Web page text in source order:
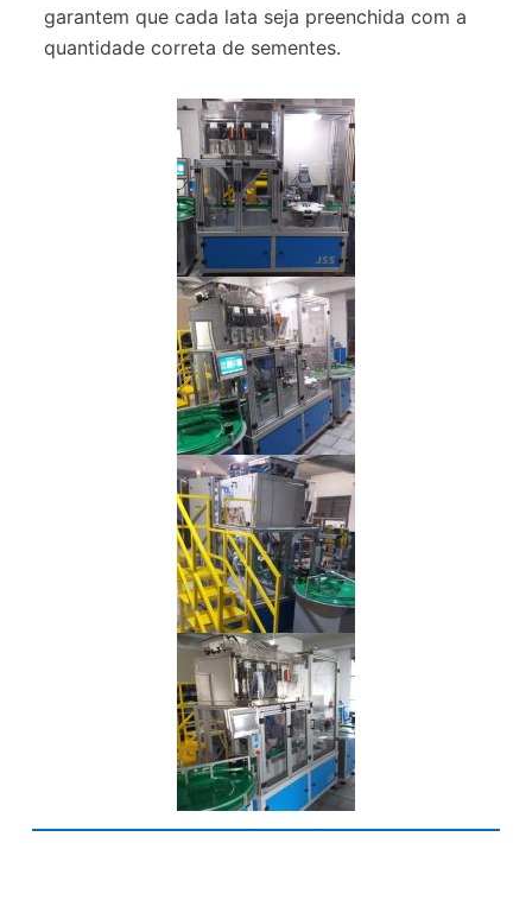
garantem que cada lata seja preenchida com a
quantidade correta de sementes.